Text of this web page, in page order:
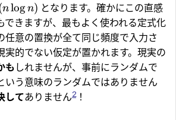
nlogn) となります。確かにこの直感
できますが、最もよく使われる定式化
任意の置換が全て同じ頻度で入力さ
実的でない仮定が置かれます。現実の
も しれませんが、事前にランダムで
いう意味のランダムではありません
してありません2！